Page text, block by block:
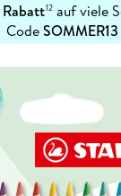
Rabatt12auf viele
CodeSOMMER13